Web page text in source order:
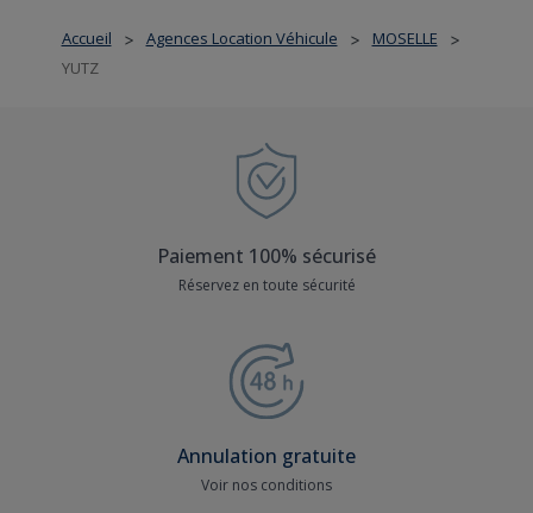
Accueil > Agences Location Véhicule > MOSELLE >
YUTZ
Paiement 100% sécurisé
Réservez en toute sécurité
Annulation gratuite
Voir nos conditions